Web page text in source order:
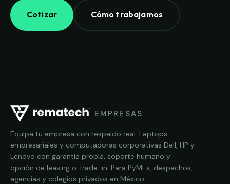
Cotizar Cómo trabajamos
EMPRESAS
Equipa tu empresa con respaldo real. Laptops
empresariales y computadoras corporativas Dell, HP y
Lenovo con garantía propia, soporte humano y
opción de leasing o Trade-in. Para PyMEs, despachos,
agencias y colegios privados en México.